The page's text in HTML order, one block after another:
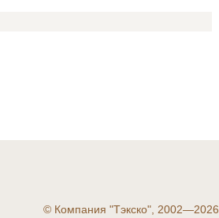
©Компания "Тэкско", 2002—2026